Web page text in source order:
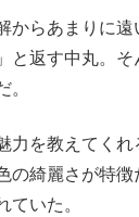
らあまりに遠
と返す中丸。
。
を教えてくれ
の綺麗さが特
ていた。